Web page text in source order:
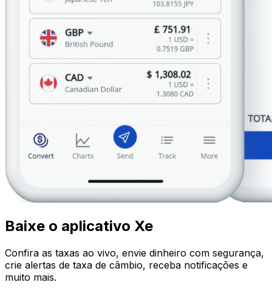
Baixe o aplicativo Xe
Confira as taxas ao vivo, envie dinheiro com segurança,
crie alertas de taxa de câmbio, receba notificações e
muito mais.